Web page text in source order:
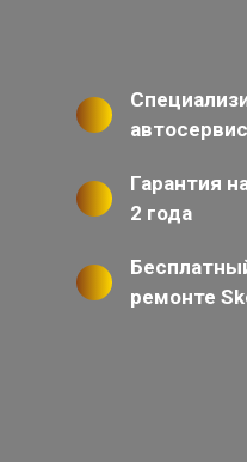
Гарантия
2 года
ремонте